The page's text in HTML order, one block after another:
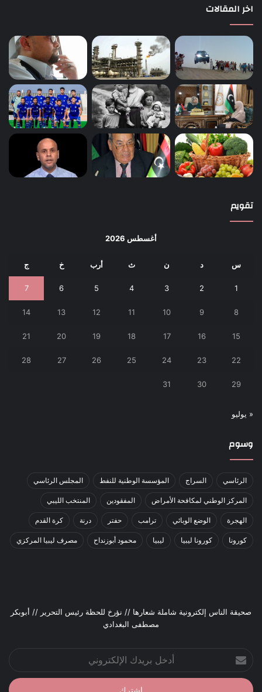
اخر المقالات
تقويم
أغسطس 2026
س د ن ث أرب خ ج
1
2
3
4
5
6
7
8
9
10
11
12
13
14
15
16
17
18
19
20
21
22
23
24
25
26
27
28
29
30
31
« يوليو
وسوم
الرئاسي السراج المؤسسة الوطنية للنفط المجلس الرئاسي
المركز الوطني لمكافحة الأمراض المفقودين المنتخب الليبي
الهجرة الوضع الوبائي ترامب حفتر درنة كرة القدم
كورونا كورونا ليبيا ليبيا محمود أبوزنداح مصرف ليبيا المركزي
صحيقة الناس إلكترونية شاملة شعارها // نؤرخ للحظة رئيس التحرير // أبوبكر
مصطفى البغدادي
بريدك
الإلكتروني